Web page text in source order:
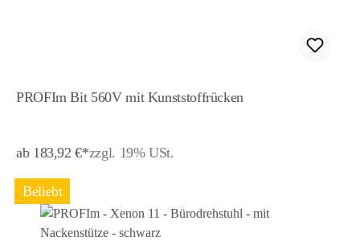
PROFIm Bit 560V mit Kunststoffrücken
ab 183,92 €*zzgl. 19% USt.
Beliebt